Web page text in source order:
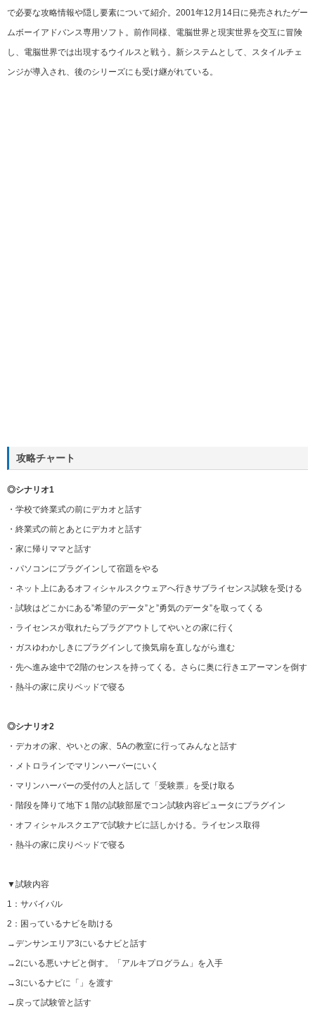
で必要な攻略情報や隠し要素について紹介。2001年12月14日に発売されたゲー
ムボーイアドバンス専用ソフト。前作同様、電脳世界と現実世界を交互に冒険
し、電脳世界では出現するウイルスと戦う。新システムとして、スタイルチェ
ンジが導入され、後のシリーズにも受け継がれている。
攻略チャート
◎シナリオ1
・学校で終業式の前にデカオと話す
・終業式の前とあとにデカオと話す
・家に帰りママと話す
・パソコンにプラグインして宿題をやる
・ネット上にあるオフィシャルスクウェアへ行きサブライセンス試験を受ける
・試験はどこかにある”希望のデータ”と”勇気のデータ”を取ってくる
・ライセンスが取れたらプラグアウトしてやいとの家に行く
・ガスゆわかしきにプラグインして換気扇を直しながら進む
・先へ進み途中で2階のセンスを持ってくる。さらに奥に行きエアーマンを倒す
・熱斗の家に戻りベッドで寝る
◎シナリオ2
・デカオの家、やいとの家、5Aの教室に行ってみんなと話す
・メトロラインでマリンハーバーにいく
・マリンハーバーの受付の人と話して「受験票」を受け取る
・階段を降りて地下１階の試験部屋でコン試験内容ピュータにプラグイン
・オフィシャルスクエアで試験ナビに話しかける。ライセンス取得
・熱斗の家に戻りベッドで寝る
▼試験内容
1：サバイバル
2：困っているナビを助ける
→デンサンエリア3にいるナビと話す
→2にいる悪いナビと倒す。「アルキプログラム」を入手
→3にいるナビに「」を渡す
→戻って試験管と話す